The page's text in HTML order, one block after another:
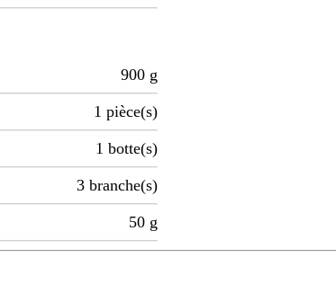
900 g
1 pièce(s)
1 botte(s)
3 branche(s)
50 g